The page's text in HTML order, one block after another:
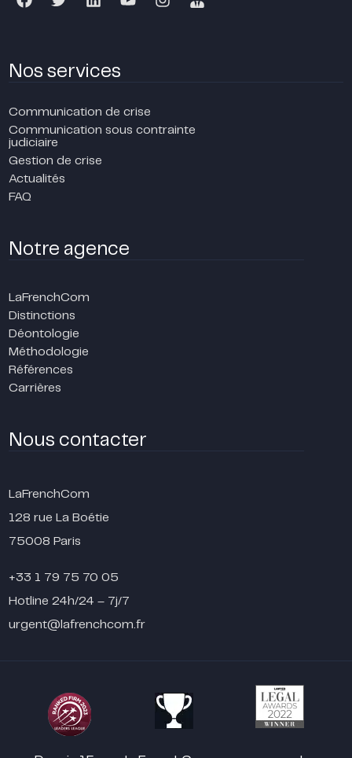
Nos services
Communication de crise
Communication sous contrainte
judiciaire
Gestion de crise
Actualités
FAQ
Notre agence
LaFrenchCom
Distinctions
Déontologie
Méthodologie
Références
Carrières
Nous contacter
LaFrenchCom
128 rue La Boétie
75008 Paris
+33 1 79 75 70 05
Hotline 24h/24 – 7j/7
urgent@lafrenchcom.fr